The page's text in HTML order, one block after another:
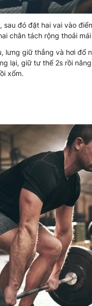
đó đặt hai vai vào
chân tách rộng thoải
lưng giữ thẳng và hơi đổ
lại, giữ tư thế 2s rồi
xổm.